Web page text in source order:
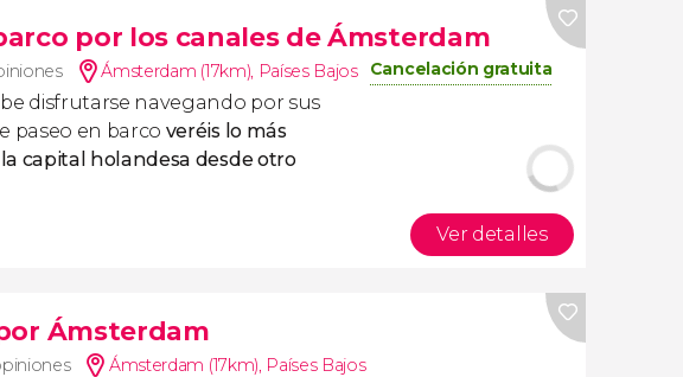
por los canales de Ámsterdam
Ámsterdam (17km), Países Bajos Cancelación gratuita
disfrutarse navegando por sus
paseo en barco veréis lo más
capital
holandesa desde otro
Ver detalles
Ámsterdam
Ámsterdam (17km), Países Bajos